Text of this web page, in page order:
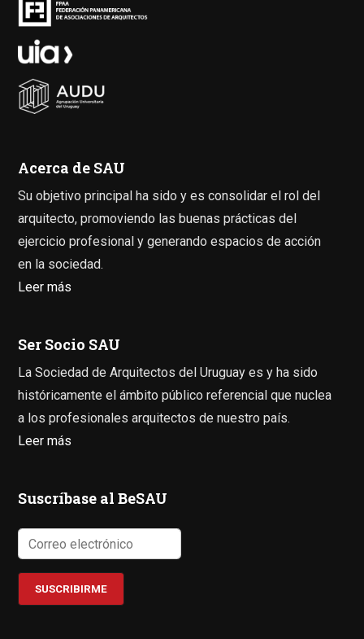
Acerca de SAU
Su objetivo principal ha sido y es consolidar el rol del
arquitecto, promoviendo las buenas prácticas del
ejercicio profesional y generando espacios de acción
en la sociedad.
Leer más
Ser Socio SAU
La Sociedad de Arquitectos del Uruguay es y ha sido
históricamente el ámbito público referencial que nuclea
a los profesionales arquitectos de nuestro país.
Leer más
Suscríbase al BeSAU